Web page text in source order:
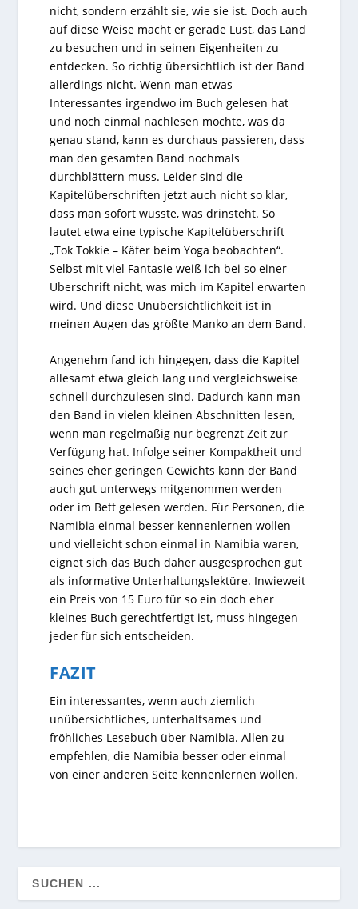
nicht, sondern erzählt sie, wie sie ist. Doch auch
auf diese Weise macht er gerade Lust, das Land
zu besuchen und in seinen Eigenheiten zu
entdecken. So richtig übersichtlich ist der Band
allerdings nicht. Wenn man etwas
Interessantes irgendwo im Buch gelesen hat
und noch einmal nachlesen möchte, was da
genau stand, kann es durchaus passieren, dass
man den gesamten Band nochmals
durchblättern muss. Leider sind die
Kapitelüberschriften jetzt auch nicht so klar,
dass man sofort wüsste, was drinsteht. So
lautet etwa eine typische Kapitelüberschrift
„Tok Tokkie – Käfer beim Yoga beobachten“.
Selbst mit viel Fantasie weiß ich bei so einer
Überschrift nicht, was mich im Kapitel erwarten
wird. Und diese Unübersichtlichkeit ist in
meinen Augen das größte Manko an dem Band.
Angenehm fand ich hingegen, dass die Kapitel
allesamt etwa gleich lang und vergleichsweise
schnell durchzulesen sind. Dadurch kann man
den Band in vielen kleinen Abschnitten lesen,
wenn man regelmäßig nur begrenzt Zeit zur
Verfügung hat. Infolge seiner Kompaktheit und
seines eher geringen Gewichts kann der Band
auch gut unterwegs mitgenommen werden
oder im Bett gelesen werden. Für Personen, die
Namibia einmal besser kennenlernen wollen
und vielleicht schon einmal in Namibia waren,
eignet sich das Buch daher ausgesprochen gut
als informative Unterhaltungslektüre. Inwieweit
ein Preis von 15 Euro für so ein doch eher
kleines Buch gerechtfertigt ist, muss hingegen
jeder für sich entscheiden.
FAZIT
Ein interessantes, wenn auch ziemlich
unübersichtliches, unterhaltsames und
fröhliches Lesebuch über Namibia. Allen zu
empfehlen, die Namibia besser oder einmal
von einer anderen Seite kennenlernen wollen.